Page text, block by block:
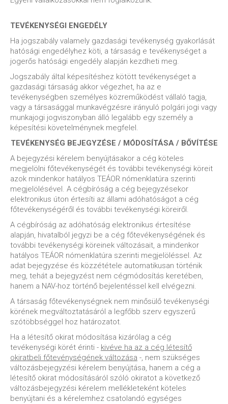
TEVÉKENYSÉGI ENGEDÉLY
Ha jogszabály valamely gazdasági tevékenység gyakorlását
hatósági engedélyhez köti, a társaság e tevékenységet a
jogerős hatósági engedély alapján kezdheti meg.
Jogszabály által képesítéshez kötött tevékenységet a
gazdasági társaság akkor végezhet, ha az e
tevékenységben személyes közreműködést vállaló tagja,
vagy a társasággal munkavégzésre irányuló polgári jogi vagy
munkajogi jogviszonyban álló legalább egy személy a
képesítési követelménynek megfelel.
TEVÉKENYSÉG BEJEGYZÉSE / MÓDOSÍTÁSA / BŐVÍTÉSE
A bejegyzési kérelem benyújtásakor a cég köteles
megjelölni főtevékenységét és további tevékenységi köreit
azok mindenkor hatályos TEÁOR nómenklatúra szerinti
megjelölésével. A cégbíróság a cég bejegyzésekor
elektronikus úton értesíti az állami adóhatóságot a cég
főtevékenységéről és további tevékenységi köreiről.
A cégbíróság az adóhatóság elektronikus értesítése
alapján, hivatalból jegyzi be a cég főtevékenységének és
további tevékenységi köreinek változásait, a mindenkor
hatályos TEÁOR nómenklatúra szerinti megjelöléssel. Az
adat bejegyzése és közzététele automatikusan történik
meg, tehát a bejegyzést nem cégmódosítás keretében,
hanem a NAV-hoz történő bejelentéssel kell elvégezni.
A társaság főtevékenységnek nem minősülő tevékenységi
körének megváltoztatásáról a legfőbb szerv egyszerű
szótöbbséggel hoz határozatot.
Ha a létesítő okirat módosítása kizárólag a cég
tevékenységi körét érinti - kivéve ha az a cég létesítő
okiratbeli főtevénységének változása -, nem szükséges
változásbejegyzési kérelem benyújtása, hanem a cég a
létesítő okirat módosításáról szóló okiratot a következő
változásbejegyzési kérelem mellékleteként köteles
benyújtani és a kérelemhez csatolandó egységes